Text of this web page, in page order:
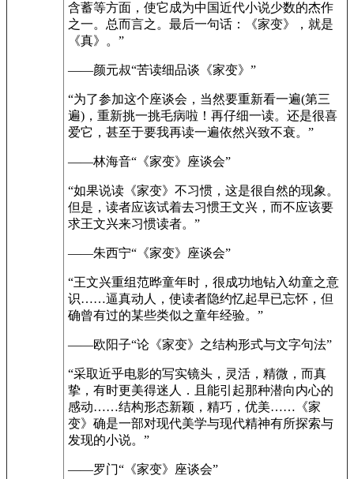
含蓄等方面，使它成为中国近代小说少数的杰作
之一。总而言之。最后一句话：《家变》，就是
《真》。”
——颜元叔“苦读细品谈《家变》”
“为了参加这个座谈会，当然要重新看一遍(第三
遍)，重新挑一挑毛病啦！再仔细一读。还是很喜
爱它，甚至于要我再读一遍依然兴致不衰。”
——林海音“《家变》座谈会”
“如果说读《家变》不习惯，这是很自然的现象。
但是，读者应该试着去习惯王文兴，而不应该要
求王文兴来习惯读者。”
——朱西宁“《家变》座谈会”
“王文兴重组范晔童年时，很成功地钻入幼童之意
识……逼真动人，使读者隐约忆起早已忘怀，但
确曾有过的某些类似之童年经验。”
——欧阳子“论《家变》之结构形式与文字句法”
“采取近乎电影的写实镜头，灵活，精微，而真
挚，有时更美得迷人．且能引起那种潜向内心的
感动……结构形态新颖，精巧，优美……《家
变》确是一部对现代美学与现代精神有所探索与
发现的小说。”
——罗门“《家变》座谈会”